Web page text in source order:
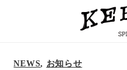
NEWS, お知らせ